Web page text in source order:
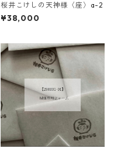
桜井こけしの天神様〈座〉a-2
¥38,000